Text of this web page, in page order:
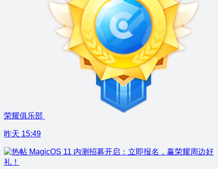
荣耀俱乐部
昨天 15:49
MagicOS 11 内测招募开启：立即报名，赢荣耀周边好
礼！